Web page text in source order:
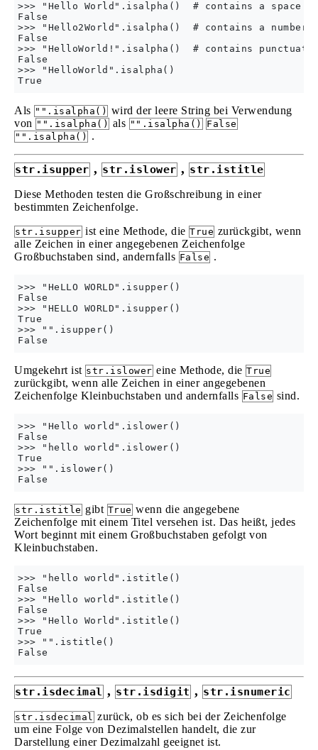
>>> "Hello World".isalpha()  # contains a space
False
>>> "Hello2World".isalpha()  # contains a number
False
>>> "HelloWorld!".isalpha()  # contains
False
>>> "HelloWorld".isalpha()
Als "".isalpha() wird der leere String bei Verwendung
von "".isalpha() als "".isalpha()
False
"".isalpha()
.
str.isupper , str.islower , str.istitle
Diese Methoden testen die Großschreibung in einer
bestimmten Zeichenfolge.
str.isupper ist eine Methode, die True zurückgibt, wenn
alle Zeichen in einer angegebenen Zeichenfolge
Großbuchstaben sind, andernfalls False .
>>> "HeLLO WORLD".isupper()
False
>>> "HELLO WORLD".isupper()
True
>>> "".isupper()
Umgekehrt ist str.islower eine Methode, die True
zurückgibt, wenn alle Zeichen in einer angegebenen
Zeichenfolge Kleinbuchstaben und andernfalls False sind.
>>> "Hello world".islower()
False
>>> "hello world".islower()
True
>>> "".islower()
str.istitle gibt True wenn die angegebene
Zeichenfolge mit einem Titel versehen ist. Das heißt, jedes
Wort beginnt mit einem Großbuchstaben gefolgt von
Kleinbuchstaben.
>>> "hello world".istitle()
False
>>> "Hello world".istitle()
False
>>> "Hello World".istitle()
True
>>> "".istitle()
str.isdecimal , str.isdigit , str.isnumeric
str.isdecimal zurück, ob es sich bei der Zeichenfolge
um eine Folge von Dezimalstellen handelt, die zur
Darstellung einer Dezimalzahl geeignet ist.